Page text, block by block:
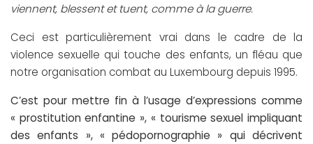
viennent, blessent et tuent, comme à la guerre.
Ceci est particulièrement vrai dans le cadre de la
violence sexuelle qui touche des enfants, un fléau que
notre organisation combat au Luxembourg depuis 1995.
C’est pour mettre fin à l’usage d’expressions comme
« prostitution enfantine », « tourisme sexuel impliquant
des enfants », « pédopornographie » qui décrivent